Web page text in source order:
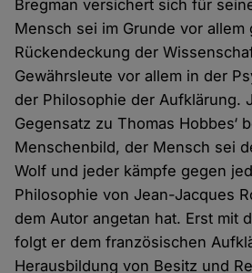
Bregman versichert sich für
Mensch sei im Grunde vor
Rückendeckung der
Gewährsleute vor allem in der
der Philosophie der Aufklärung.
Gegensatz zu Thomas Hobbes‘
Menschenbild, der Mensch sei
Wolf und jeder kämpfe gegen
Philosophie von Jean-Jacques
dem Autor angetan hat. Erst mit
folgt er dem französischen
Herausbildung von Besitz und